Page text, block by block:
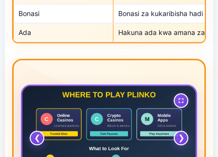
Bonasi Bonasi za kukaribisha hadi
Ada Hakuna ada kwa amana za
❮ ❯